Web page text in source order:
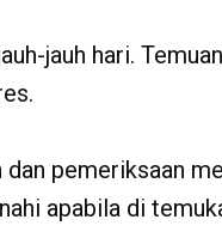
jauh hari.
pemeriksaan
apabila di